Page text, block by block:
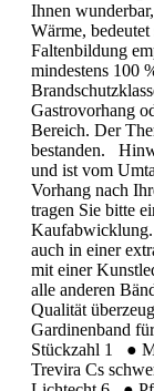
Ihnen
Wärme,
Faltenbildung
mindestens 100
Gastrovorhang
Bereich. Der
bestanden.
und ist vom
Vorhang nach
tragen Sie bitte
auch in einer
mit einer
alle anderen
Qualität
Gardinenband
Stückzahl 1 ●
Trevira Cs